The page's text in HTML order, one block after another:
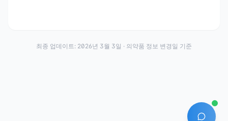
최종 업데이트: 2026년 3월 3일 · 의약품 정보 변경일 기준